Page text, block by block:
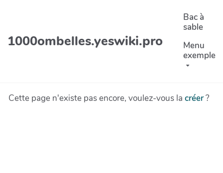
1000ombelles.yeswiki.pro
Bac à
sable
Menu
exemple
Cette page n'existe pas encore, voulez-vous la créer?